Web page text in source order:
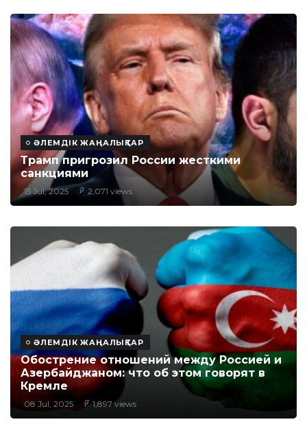
ӘЛЕМДІК ЖАҢАЛЫҚТАР
Трамп пригрозил России жесткими
санкциями
15 Jul, 2025 2,071 views
ӘЛЕМДІК ЖАҢАЛЫҚТАР
Обострение отношений между Россией и
Азербайджаном: что об этом говорят в
Кремле
08 Jul, 2025 1,897 views